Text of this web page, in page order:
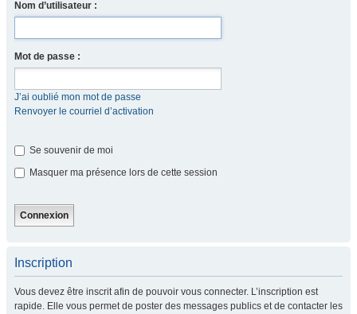
Nom d’utilisateur :
Mot de passe :
J’ai oublié mon mot de passe
Renvoyer le courriel d’activation
Se souvenir de moi
Masquer ma présence lors de cette session
Inscription
Vous devez être inscrit afin de pouvoir vous connecter. L’inscription est
rapide. Elle vous permet de poster des messages publics et de contacter les